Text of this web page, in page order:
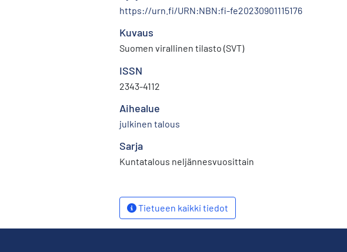
https://urn.fi/URN:NBN:fi-fe20230901115176
Kuvaus
Suomen virallinen tilasto (SVT)
ISSN
2343-4112
Aihealue
julkinen talous
Sarja
Kuntatalous neljännesvuosittain
Tietueen kaikki tiedot